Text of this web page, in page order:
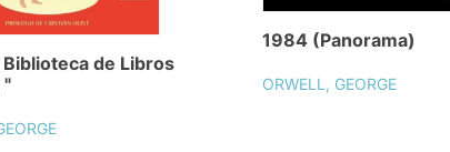
de Libros
"
1984 (Panorama)
ORWELL, GEORGE